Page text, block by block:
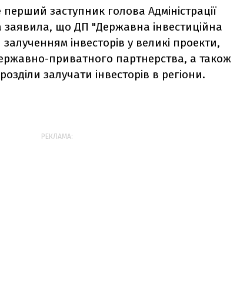
заступник голова Адміністрації
заявила, що ДП "Державна інвестиційна
інвесторів у великі проекти,
приватного партнерства, а також
залучати інвесторів в регіони.
РЕКЛАМА: